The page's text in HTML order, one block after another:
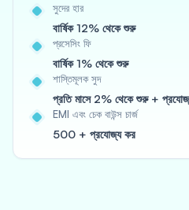
সুদের হার
বার্ষিক 12% থেকে শুরু
প্রসেসিং ফি
বার্ষিক 1% থেকে শুরু
শাস্তিমূলক সুদ
প্রতি মাসে 2% থেকে শুরু +
EMI এবং চেক বাউন্স চার্জ
500 + প্রযোজ্য কর